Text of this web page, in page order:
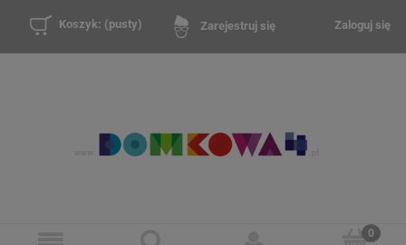
Zarejestruj się Zaloguj się
Koszyk: (pusty)